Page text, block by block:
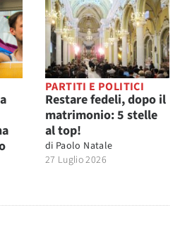
PARTITI E POLITICI
Restare fedeli, dopo il
matrimonio: 5 stelle
al top!
di Paolo Natale
27 Luglio 2026